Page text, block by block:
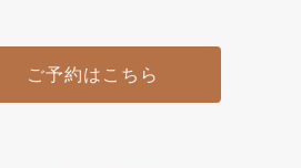
ご予約はこちら